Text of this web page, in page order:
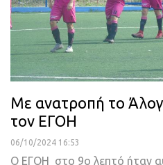
Με ανατροπή το
τον ΕΓΟΗ
06/10/2024 16:53
Ο ΕΓΟΗ στο 9ο λεπτό ήταν